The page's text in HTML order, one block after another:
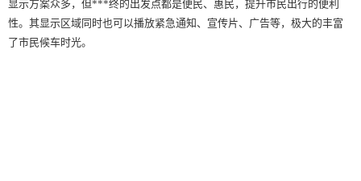
显示方案众多，但***终的出发点都是便民、惠民，提升市民出行的便利
性。其显示区域同时也可以播放紧急通知、宣传片、广告等，极大的丰富
了市民候车时光。